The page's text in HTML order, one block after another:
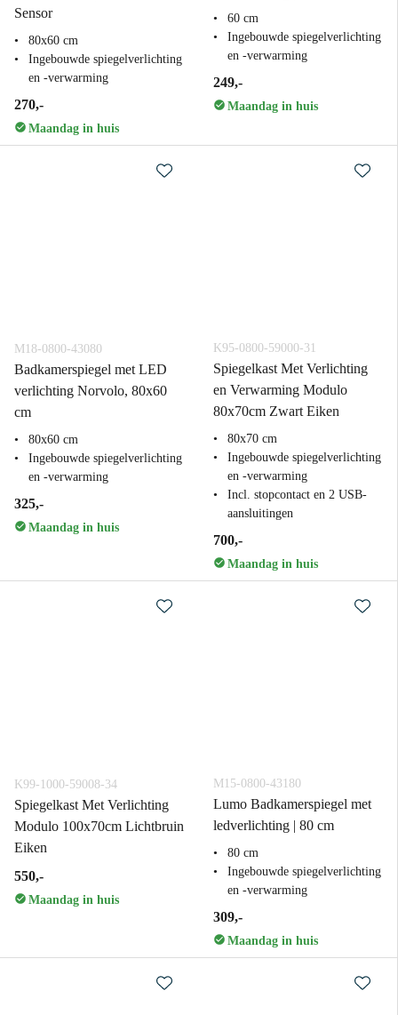
Sensor
80x60 cm
Ingebouwde spiegelverlichting
en -verwarming
270,-
Maandag in huis
60 cm
Ingebouwde spiegelverlichting
en -verwarming
249,-
Maandag in huis
M18-0800-43080
Badkamerspiegel met LED
verlichting Norvolo, 80x60
cm
80x60 cm
Ingebouwde spiegelverlichting
en -verwarming
325,-
Maandag in huis
K95-0800-59000-31
Spiegelkast Met Verlichting
en Verwarming Modulo
80x70cm Zwart Eiken
80x70 cm
Ingebouwde spiegelverlichting
en -verwarming
Incl. stopcontact en 2 USB-
aansluitingen
700,-
Maandag in huis
K99-1000-59008-34
Spiegelkast Met Verlichting
Modulo 100x70cm Lichtbruin
Eiken
550,-
Maandag in huis
M15-0800-43180
Lumo Badkamerspiegel met
ledverlichting | 80 cm
80 cm
Ingebouwde spiegelverlichting
en -verwarming
309,-
Maandag in huis